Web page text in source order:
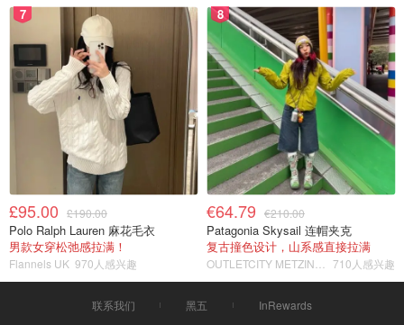
7
£95.00 £190.00
Polo Ralph Lauren 麻花毛衣
男款女穿松弛感拉满！
Flannels UK 970人感兴趣
8
€64.79 €210.00
Patagonia Skysail 连帽夹克
复古撞色设计，山系感直接拉满
710人感兴趣
联系我们 黑五
InRewards